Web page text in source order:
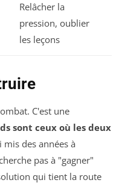
Relâcher la
pression, oublier
les leçons
C'est une
sont ceux où les deux
mis des années à
pas à "gagner"
qui tient la route